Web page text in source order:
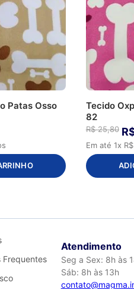
Patas Osso
Tecido
82
R$ 25,80
Em até 1x R$
Frequentes
Atendimento
Seg a Sex: 8h às
Sáb: 8h às 13h